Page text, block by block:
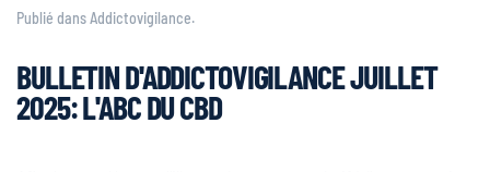
Publié dansAddictovigilance.
BULLETIN D'ADDICTOVIGILANCE JUILLET
2025: L'ABC DU CBD